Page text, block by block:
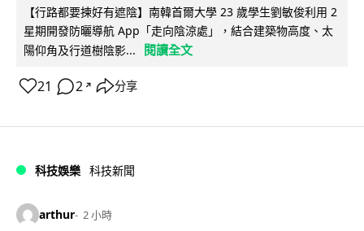
【行路都要揀好有遮陰】南韓首爾大學 23 歲學生劉敏俊利用 2
星期開發防曬導航 App「走向陰涼處」，結合建築物高度、太
陽仰角及行道樹陰影...
閱讀全文
21 2 ↗ 分享
科技娛樂 科技新聞
arthur 2 小時